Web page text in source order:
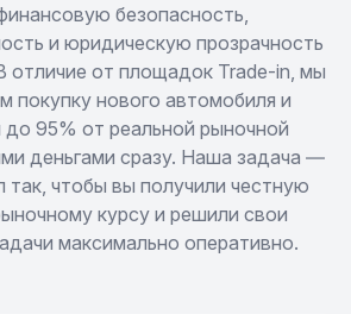
безопасность,
и юридическую прозрачность
отличие от площадок Trade-in, мы
покупку нового автомобиля и
95% от реальной рыночной
деньгами сразу. Наша задача —
так, чтобы вы получили честную
курсу и решили свои
максимально оперативно.